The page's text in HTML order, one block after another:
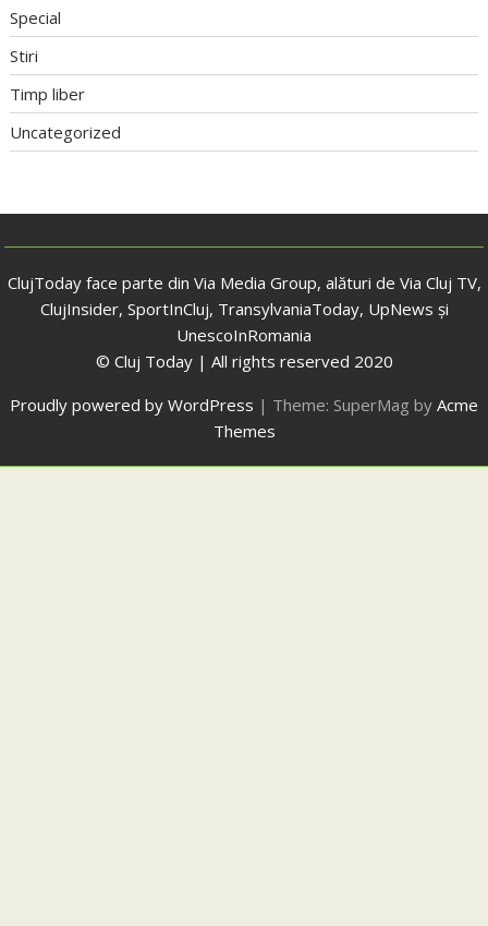
Special
Stiri
Timp liber
Uncategorized
ClujToday face parte din Via Media Group, alături de Via Cluj TV,
ClujInsider, SportInCluj, TransylvaniaToday, UpNews și
UnescoInRomania
© Cluj Today | All rights reserved 2020
Proudly powered by WordPress | Theme: SuperMag by Acme
Themes